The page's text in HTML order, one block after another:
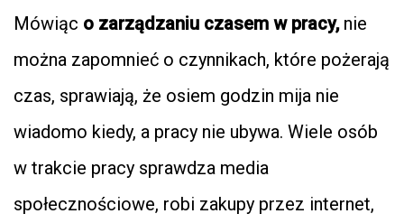
Mówiąc o zarządzaniu czasem w pracy,nie
można zapomnieć o czynnikach, które pożerają
czas, sprawiają, że osiem godzin mija nie
wiadomo kiedy, a pracy nie ubywa. Wiele osób
w trakcie pracy sprawdza media
społecznościowe, robi zakupy przez internet,